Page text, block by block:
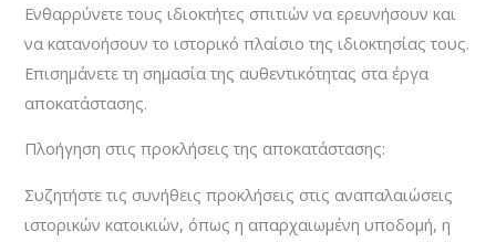
Ενθαρρύνετε τους ιδιοκτήτες σπιτιών να ερευνήσουν και
να κατανοήσουν το ιστορικό πλαίσιο της ιδιοκτησίας τους.
Επισημάνετε τη σημασία της αυθεντικότητας στα έργα
αποκατάστασης.
Πλοήγηση στις προκλήσεις της αποκατάστασης:
Συζητήστε τις συνήθεις προκλήσεις στις αναπαλαιώσεις
ιστορικών κατοικιών, όπως η απαρχαιωμένη υποδομή, η